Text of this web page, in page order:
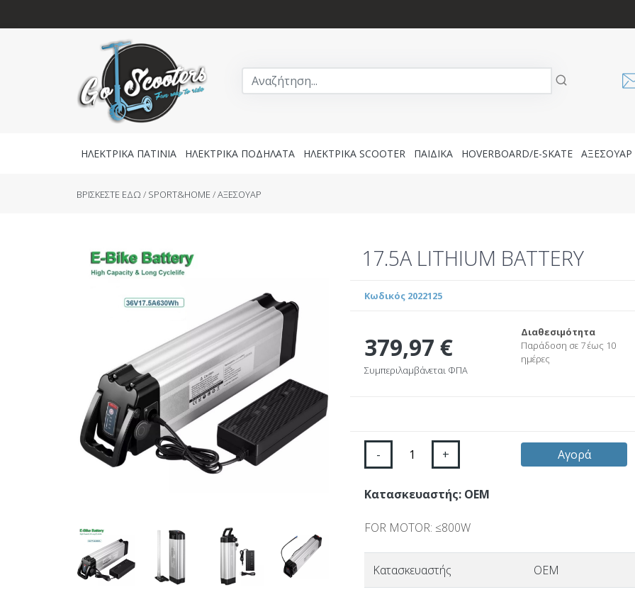
ΗΛΕΚΤΡΙΚΑ ΠΑΤΙΝΙΑ ΗΛΕΚΤΡΙΚΑ ΠΟΔΗΛΑΤΑ ΗΛΕΚΤΡΙΚΑ SCOOTER ΠΑΙΔΙΚΑ HOVERBOARD/E-SKATE AΞΕΣΟΥΑΡ
BΡΙΣΚΕΣΤΕ ΕΔΩ / SPORT&HOME/AΞΕΣΟΥΑΡ
17.5A LITHIUM BATTERY
Κωδικός 2022125
379,97 €
Συμπεριλαμβάνεται ΦΠΑ
Διαθεσιμότητα
Παράδοση σε 7 έως 10
ημέρες
- + Αγορά
Κατασκευαστής: OEM
FOR MOTOR: ≤800W
Κατασκευαστής OEM